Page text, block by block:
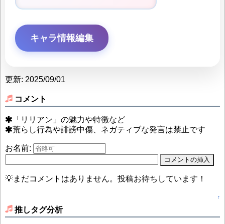
キャラ情報編集
更新: 2025/09/01
コメント
「リリアン」の魅力や特徴など
荒らし行為や誹謗中傷、ネガティブな発言は禁止です
お名前:
💡まだコメントはありません。投稿お待ちしています！
↑
推しタグ分析